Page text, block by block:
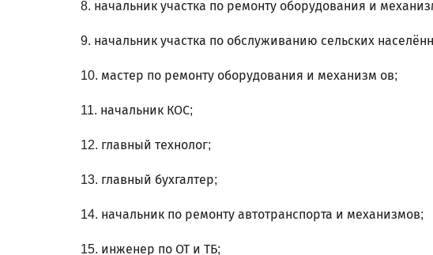
8. начальник участка по ремонту оборудования и
9. начальник участка по обслуживанию сельских
10. мастер по ремонту оборудования и механизм ов;
11. начальник КОС;
12. главный технолог;
13. главный бухгалтер;
14. начальник по ремонту автотранспорта и механизмов;
15. инженер по ОТ и ТБ;